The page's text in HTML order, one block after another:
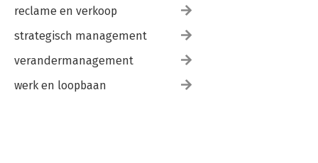
reclame en verkoop
strategisch management
verandermanagement
werk en loopbaan